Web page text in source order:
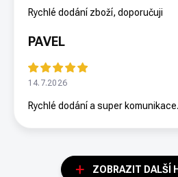
Rychlé dodání zboží, doporučuji
PAVEL
14.7.2026
Rychlé dodání a super komunikace.
ZOBRAZIT DALŠÍ